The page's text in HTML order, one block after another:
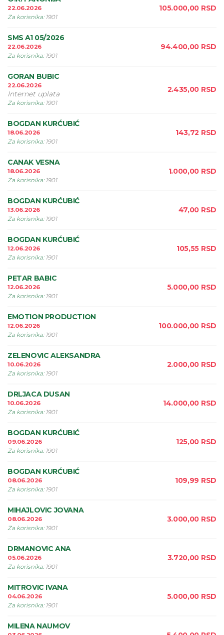
22.06.2026
Za korisnika: 1901
105.000,00 RSD
SMS A1 05/2026
22.06.2026
Za korisnika: 1901
94.400,00 RSD
GORAN BUBIC
22.06.2026
Internet uplata
Za korisnika: 1901
2.435,00 RSD
BOGDAN KURĆUBIĆ
18.06.2026
Za korisnika: 1901
143,72 RSD
CANAK VESNA
18.06.2026
Za korisnika: 1901
1.000,00 RSD
BOGDAN KURĆUBIĆ
13.06.2026
Za korisnika: 1901
47,00 RSD
BOGDAN KURĆUBIĆ
12.06.2026
Za korisnika: 1901
105,55 RSD
PETAR BABIC
12.06.2026
Za korisnika: 1901
5.000,00 RSD
EMOTION PRODUCTION
12.06.2026
Za korisnika: 1901
100.000,00 RSD
ZELENOVIC ALEKSANDRA
10.06.2026
Za korisnika: 1901
2.000,00 RSD
DRLJACA DUSAN
10.06.2026
Za korisnika: 1901
14.000,00 RSD
BOGDAN KURĆUBIĆ
09.06.2026
Za korisnika: 1901
125,00 RSD
BOGDAN KURĆUBIĆ
08.06.2026
Za korisnika: 1901
109,99 RSD
MIHAJLOVIC JOVANA
08.06.2026
Za korisnika: 1901
3.000,00 RSD
DRMANOVIC ANA
05.06.2026
Za korisnika: 1901
3.720,00 RSD
MITROVIC IVANA
04.06.2026
Za korisnika: 1901
5.000,00 RSD
MILENA NAUMOV